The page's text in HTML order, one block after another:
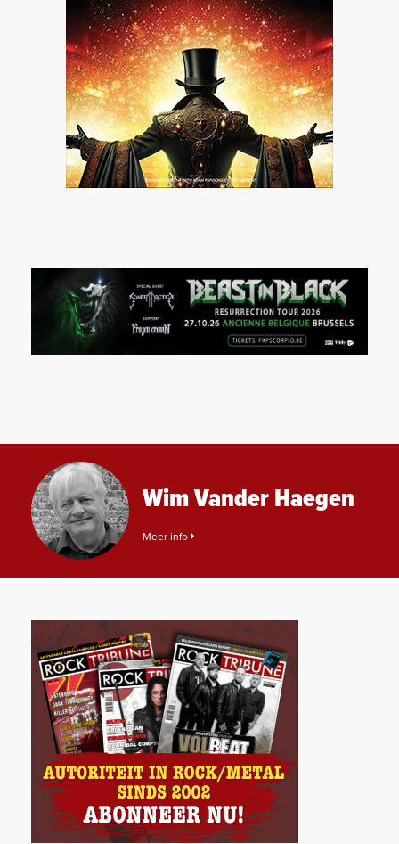
Wim Vander Haegen
Meer info